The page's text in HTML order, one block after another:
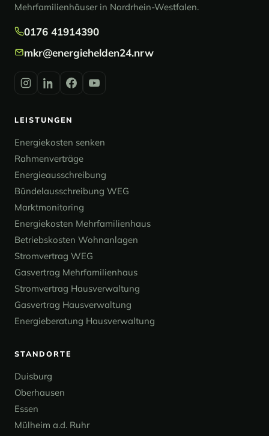
Mehrfamilienhäuser in Nordrhein-Westfalen.
0176 41914390
mkr@energiehelden24.nrw
LEISTUNGEN
Energiekosten senken
Rahmenverträge
Energieausschreibung
Bündelausschreibung WEG
Marktmonitoring
Energiekosten Mehrfamilienhaus
Betriebskosten Wohnanlagen
Stromvertrag WEG
Gasvertrag Mehrfamilienhaus
Stromvertrag Hausverwaltung
Gasvertrag Hausverwaltung
Energieberatung Hausverwaltung
STANDORTE
Duisburg
Oberhausen
Essen
Mülheim a.d. Ruhr